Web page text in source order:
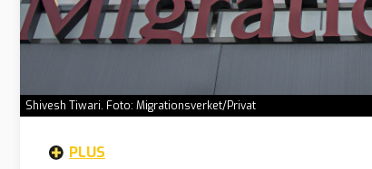
Shivesh Tiwari. Foto: Migrationsverket/Privat
PLUS